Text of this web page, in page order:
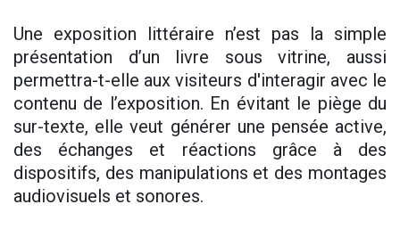
Une exposition littéraire n’est pas la simple
présentation d’un livre sous vitrine, aussi
permettra-t-elle aux visiteurs d'interagir avec le
contenu de l’exposition. En évitant le piège du
sur-texte, elle veut générer une pensée active,
des échanges et réactions grâce à des
dispositifs, des manipulations et des montages
audiovisuels et sonores.